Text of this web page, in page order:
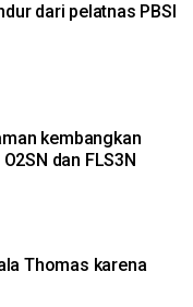
dari pelatnas PBSI
kembangkan
dan FLS3N
Thomas karena